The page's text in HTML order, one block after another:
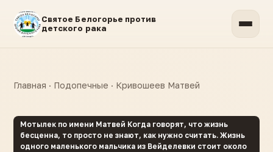
Святое Белогорье против
детского рака
Главная · Подопечные · Кривошеев Матвей
Мотылек по имени Матвей Когда говорят, что жизнь
бесценна, то просто не знают, как нужно считать. Жизнь
одного маленького мальчика из Вейделевки стоит около